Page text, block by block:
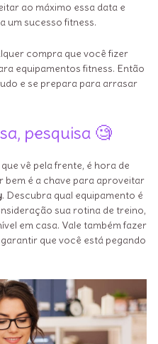
ao máximo essa data e
um sucesso fitness.
compra que você fizer
equipamentos fitness. Então
e se prepara para arrasar
pesquisa 🧐
vê pela frente, é hora de
bem é a chave para aproveitar
. Descubra qual equipamento é
sua rotina de treino,
em casa. Vale também fazer
que você está pegando